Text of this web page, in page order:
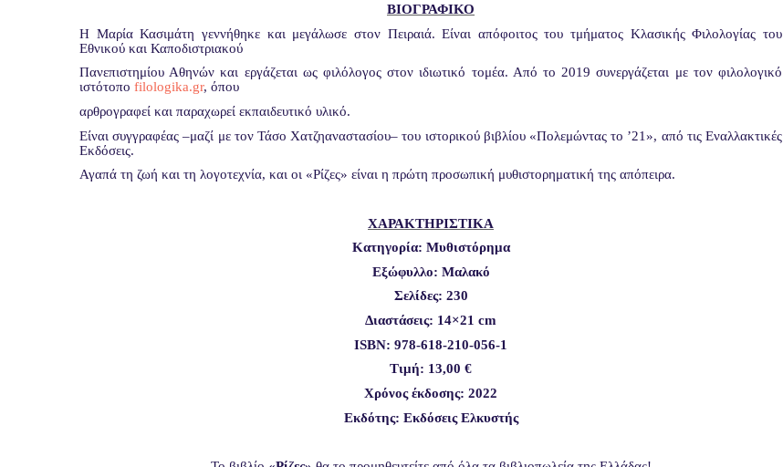
ΒΙΟΓΡΑΦΙΚΟ
Η Μαρία Κασιμάτη γεννήθηκε και μεγάλωσε στον Πειραιά. Είναι απόφοιτος του τμήματος Κλασικής Φιλολογίας του
Εθνικού και Καποδιστριακού
Πανεπιστημίου Αθηνών και εργάζεται ως φιλόλογος στον ιδιωτικό τομέα. Από το 2019 συνεργάζεται με τον φιλολογικό
ιστότοπο filologika.gr, όπου
αρθρογραφεί και παραχωρεί εκπαιδευτικό υλικό.
Είναι συγγραφέας –μαζί με τον Τάσο Χατζηαναστασίου– του ιστορικού βιβλίου «Πολεμώντας το ’21», από τις Εναλλακτικές
Εκδόσεις.
Αγαπά τη ζωή και τη λογοτεχνία, και οι «Ρίζες» είναι η πρώτη προσωπική μυθιστορηματική της απόπειρα.
ΧΑΡΑΚΤΗΡΙΣΤΙΚΑ
Κατηγορία: Μυθιστόρημα
Εξώφυλλο: Μαλακό
Σελίδες: 230
Διαστάσεις: 14×21 cm
ISBN: 978-618-210-056-1
Τιμή: 13,00 €
Χρόνος έκδοσης: 2022
Εκδότης: Εκδόσεις Ελκυστής